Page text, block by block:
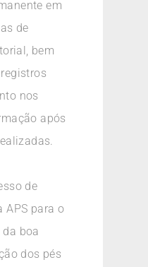
em
de
bem
nos
após
de
APS para o
boa
dos pés